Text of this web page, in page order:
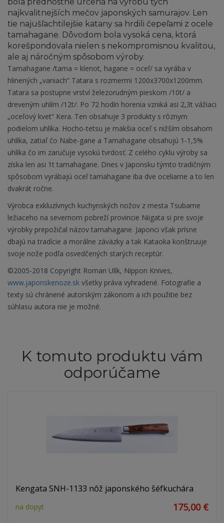
bola prednostne určená na výrobu tých
najkvalitnejších mečov japonských samurajov. Len
tie najušľachtilejšie katany sa hrdili čepeľami z ocele
tamahagane. Dôvodom bola vysoká cena, ktorá
korešpondovala nielen s nekompromisnou kvalitou,
ale aj náročným spôsobom výroby.
Tamahagane /tama = klenot, hagane = oceľ/ sa vyrába v
hlinených „vaniach“ Tatara s rozmermi 1200x3700x1200mm.
Tatara sa postupne vrství železorudným pieskom /10t/ a
dreveným uhlím /12t/. Po 72 hodín horenia vzniká asi 2,3t vážiaci
„oceľový kvet“ Kera. Ten obsahuje 3 produkty s rôznym
podielom uhlíka. Hocho-tetsu je mäkšia oceľ s nižším obsahom
uhlíka, zatiaľ čo Nabe-gane a Tamahagane obsahujú 1-1,5%
uhlíka čo im zaručuje vysokú tvrdosť. Z celého cyklu výroby sa
získa len asi 1t tamahagane. Dnes v Japonsku týmto tradičným
spôsobom vyrábajú oceľ tamahagane iba dve oceliarne a to len
dvakrát ročne.
Výrobca exkluzívnych kuchynských nožov z mesta Tsubame
ležiaceho na severnom pobreží provincie Niigata si pre svoje
výrobky prepožičal názov tamahagane. Japonci však prísne
dbajú na tradície a morálne záväzky a tak Kataoka konštruuje
svoje nože podľa osvedčených starých receptúr.
©2005-2018 Copyright Roman Ulík, Nippon Knives,
www.japonskenoze.sk všetky práva vyhradené. Fotografie a
texty sú chránené autorským zákonom a ich použitie bez
súhlasu autora nie je možné.
K tomuto produktu vám
odporúčame
Kengata SNH-1133 nôž japonského šéfkuchára
na dopyt 175,00 €